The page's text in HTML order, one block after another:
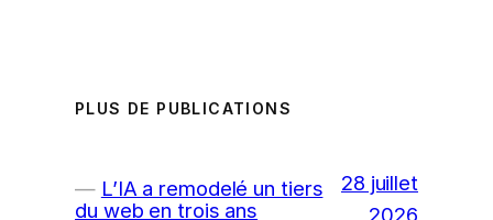
PLUS DE PUBLICATIONS
L’IA a remodelé un tiers
du web en trois ans
28 juillet
2026